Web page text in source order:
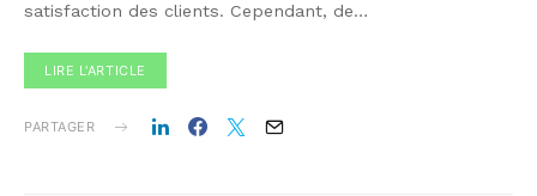
satisfaction des clients. Cependant, de…
LIRE L'ARTICLE
PARTAGER